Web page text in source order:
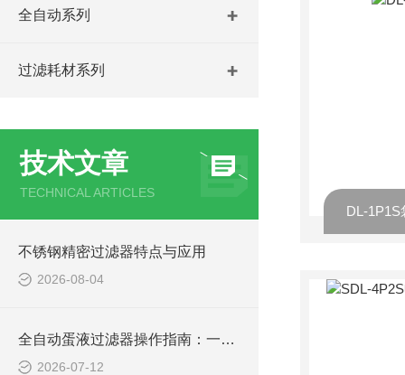
全自动系列
过滤耗材系列
技术文章
TECHNICAL ARTICLES
不锈钢精密过滤器特点与应用
2026-08-04
全自动蛋液过滤器操作指南：一键清洗，降低人工成本
2026-07-12
DL-